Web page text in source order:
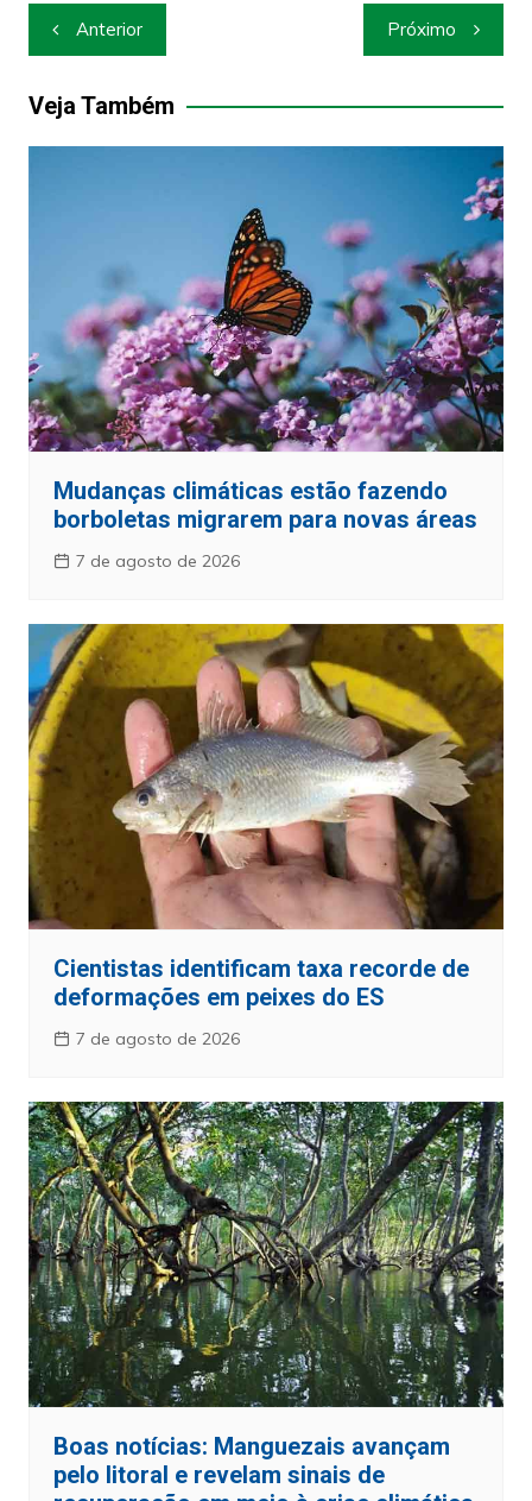
Navegação
de
Post
Anterior Próximo
Veja Também
Mudanças climáticas estão fazendo
borboletas migrarem para novas áreas
7 de agosto de 2026
Cientistas identificam taxa recorde de
deformações em peixes do ES
7 de agosto de 2026
Boas notícias: Manguezais avançam
pelo litoral e revelam sinais de